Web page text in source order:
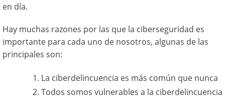
en día.
Hay muchas razones por las que la ciberseguridad es
importante para cada uno de nosotros, algunas de las
principales son:
La ciberdelincuencia es más común que nunca
Todos somos vulnerables a la ciberdelincuencia